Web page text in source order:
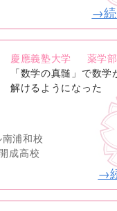
→続
慶應義塾大学
薬学部
「数学の真髄」で数
解けるようになった
浦和校
成高校
→